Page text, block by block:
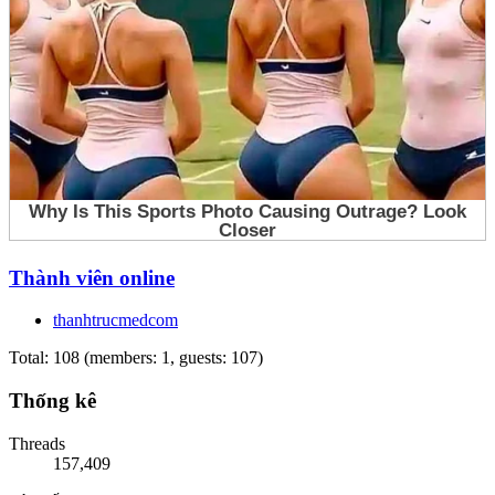
Thành viên online
thanhtrucmedcom
Total: 108 (members: 1, guests: 107)
Thống kê
Threads
157,409